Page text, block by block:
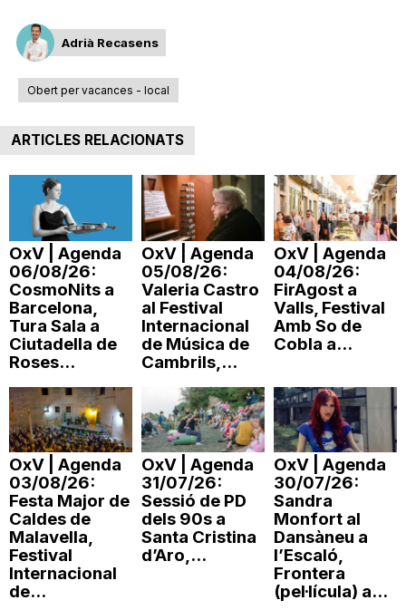
Adrià Recasens
Obert per vacances - local
ARTICLES RELACIONATS
OxV | Agenda
06/08/26:
CosmoNits a
Barcelona,
Tura Sala a
Ciutadella de
Roses...
OxV | Agenda
05/08/26:
Valeria Castro
al Festival
Internacional
de Música de
Cambrils,...
OxV | Agenda
04/08/26:
FirAgost a
Valls, Festival
Amb So de
Cobla a...
OxV | Agenda
03/08/26:
Festa Major de
Caldes de
Malavella,
Festival
Internacional
de...
OxV | Agenda
31/07/26:
Sessió de PD
dels 90s a
Santa Cristina
d’Aro,...
OxV | Agenda
30/07/26:
Sandra
Monfort al
Dansàneu a
l’Escaló,
Frontera
(pel·lícula) a...